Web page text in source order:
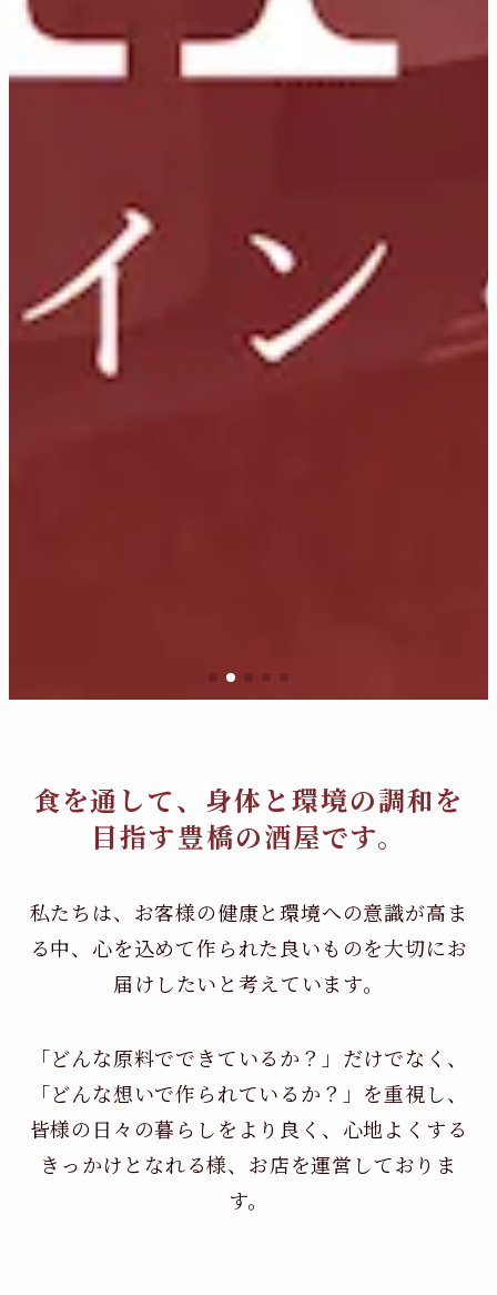
食を通して、身体と環境の調和を
目指す豊橋の酒屋です。
私たちは、お客様の健康と環境への意識が高ま
る中、 心を込めて作られた良いものを大切にお
届けしたいと考えています。
「どんな原料でできているか？」だけでなく、
「どんな想いで作られているか？」を重視し、
皆様の日々の暮らしをより良く、心地よくする
きっかけとなれる様、お店を運営しておりま
す。